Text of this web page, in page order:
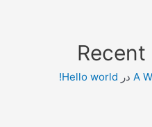
A در Hello world!